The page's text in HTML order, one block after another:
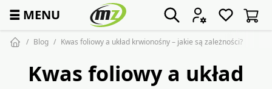
☰ MENU
Blog Kwas foliowy a układ krwionośny – jakie są zależności?
Kwas foliowy a układ